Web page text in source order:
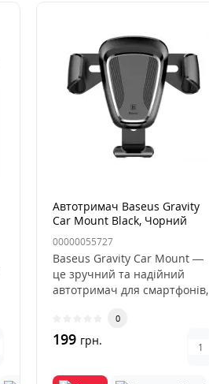
Автотримач Baseus Gravity
Car Mount Black, Чорний
00000055727
Baseus Gravity Car Mount —
це зручний та надійний
автотримач для смартфонів,
0
199 грн.